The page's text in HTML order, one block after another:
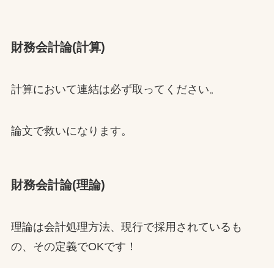
財務会計論(計算)
計算において連結は必ず取ってください。
論文で救いになります。
財務会計論(理論)
理論は会計処理方法、現行で採用されているも
の、その定義でOKです！